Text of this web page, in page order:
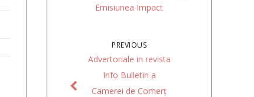
Emisiunea Impact
PREVIOUS
Advertoriale in revista
Info Bulletin a
Camerei de Comerț